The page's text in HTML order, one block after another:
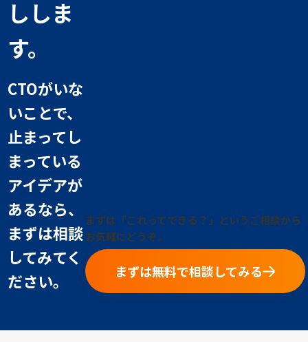
ししま
す。
CTOがいな
いことで、
止まってし
まっている
アイデアが
あるなら、
まずは相談
してみてく
ださい。
まずは「これってできる？」というご相談から
お気軽にどうぞ。
まずは無料で相談してみる